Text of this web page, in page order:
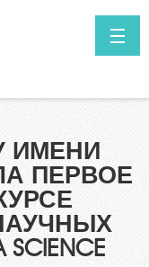
обучения
ИМЕНИ
ПЕРВОЕ